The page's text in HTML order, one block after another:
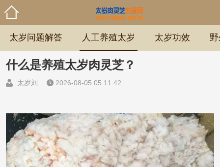
太岁问题解答 人工养殖太岁 太岁功效
什么是养殖太岁肉灵芝？
太岁刘 2026-08-05 05:11:42